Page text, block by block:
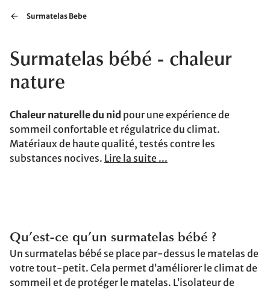
Surmatelas Bebe
Surmatelas bébé - chaleur
nature
Chaleur naturelle du nid pour une expérience de
sommeil confortable et régulatrice du climat.
Matériaux de haute qualité, testés contre les
substances nocives. Lire la suite ...
Qu’est-ce qu’un surmatelas bébé ?
Un surmatelas bébé se place par-dessus le matelas de
votre tout-petit. Cela permet d’améliorer le climat de
sommeil et de protéger le matelas. L’isolateur de